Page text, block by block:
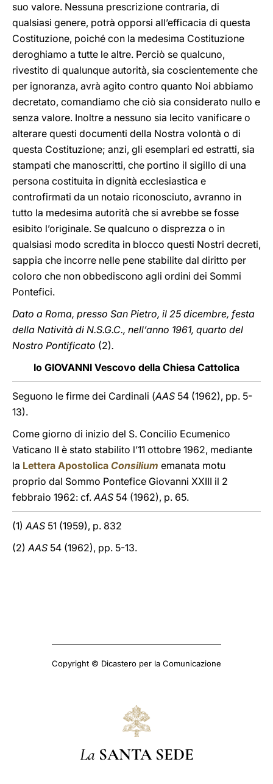
suo valore. Nessuna prescrizione contraria, di
qualsiasi genere, potrà opporsi all’efficacia di questa
Costituzione, poiché con la medesima Costituzione
deroghiamo a tutte le altre. Perciò se qualcuno,
rivestito di qualunque autorità, sia coscientemente che
per ignoranza, avrà agito contro quanto Noi abbiamo
decretato, comandiamo che ciò sia considerato nullo e
senza valore. Inoltre a nessuno sia lecito vanificare o
alterare questi documenti della Nostra volontà o di
questa Costituzione; anzi, gli esemplari ed estratti, sia
stampati che manoscritti, che portino il sigillo di una
persona costituita in dignità ecclesiastica e
controfirmati da un notaio riconosciuto, avranno in
tutto la medesima autorità che si avrebbe se fosse
esibito l’originale. Se qualcuno o disprezza o in
qualsiasi modo scredita in blocco questi Nostri decreti,
sappia che incorre nelle pene stabilite dal diritto per
coloro che non obbediscono agli ordini dei Sommi
Pontefici.
Dato a Roma, presso San Pietro, il 25 dicembre, festa
della Natività di N.S.G.C., nell’anno 1961, quarto del
Nostro Pontificato (2).
Io GIOVANNI Vescovo della Chiesa Cattolica
Seguono le firme dei Cardinali (AAS 54 (1962), pp. 5-
13).
Come giorno di inizio del S. Concilio Ecumenico
Vaticano II è stato stabilito l’11 ottobre 1962, mediante
la Lettera Apostolica Consilium emanata motu
proprio dal Sommo Pontefice Giovanni XXIII il 2
febbraio 1962: cf.AAS 54 (1962), p. 65.
(1)AAS 51 (1959), p. 832
(2)AAS 54 (1962), pp. 5-13.
Copyright © Dicastero per la Comunicazione
La SANTA SEDE